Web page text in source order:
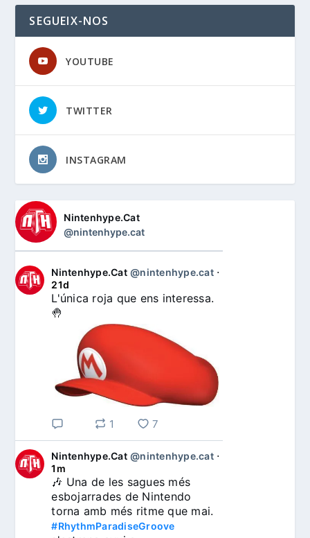
SEGUEIX-NOS
YOUTUBE
TWITTER
INSTAGRAM
Nintenhype.Cat
@nintenhype.cat
Nintenhype.Cat @nintenhype.cat⋅
21d
L'única roja que ens interessa.
🤚
1 7
Nintenhype.Cat @nintenhype.cat⋅
1m
🎶 Una de les sagues més
esbojarrades de Nintendo
#RhythmParadiseGroove